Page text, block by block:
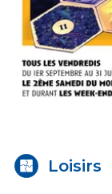
Loisirs